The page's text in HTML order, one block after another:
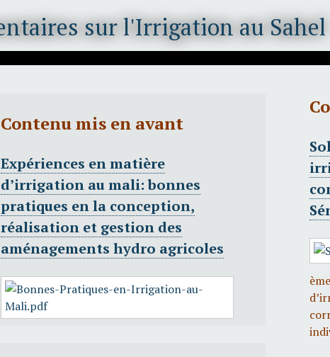
Contenu mis en avant
Expériences en matière
d’irrigation au mali: bonnes
pratiques en la conception,
réalisation et gestion des
aménagements hydro agricoles